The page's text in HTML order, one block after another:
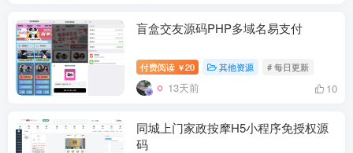
盲盒交友源码PHP多域名易支付
付费阅读 ￥20 其他资源 # 每日更新
13天前 10
同城上门家政按摩H5小程序免授权源
码